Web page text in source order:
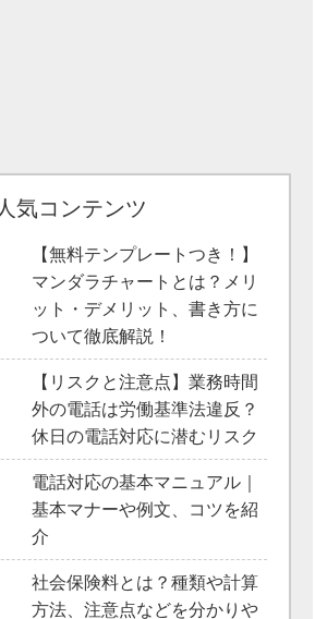
人気コンテンツ
【無料テンプレートつき！】
マンダラチャートとは？メリ
ット・デメリット、書き方に
ついて徹底解説！
【リスクと注意点】業務時間
外の電話は労働基準法違反？
休日の電話対応に潜むリスク
電話対応の基本マニュアル｜
基本マナーや例文、コツを紹
介
社会保険料とは？種類や計算
方法、注意点などを分かりや